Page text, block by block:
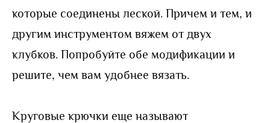
которые соединены леской. Причем и тем, и
другим инструментом вяжем от двух
клубков. Попробуйте обе модификации и
решите, чем вам удобнее вязать.
Круговые крючки еще называют